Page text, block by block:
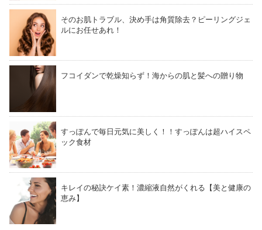
そのお肌トラブル、決め手は角質除去？ピーリングジェ
ルにお任せあれ！
フコイダンで乾燥知らず！海からの肌と髪への贈り物
すっぽんで毎日元気に美しく！！すっぽんは超ハイスペ
ック食材
キレイの秘訣ケイ素！濃縮液自然がくれる【美と健康の
恵み】